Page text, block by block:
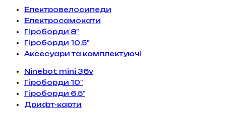
Електровелосипеди
Електросамокати
Гіроборди 8"
Гіроборди 10.5"
Аксесуари та комплектуючі
Ninebot mini 36v
Гіроборди 10"
Гіроборди 6.5"
Дрифт-карти